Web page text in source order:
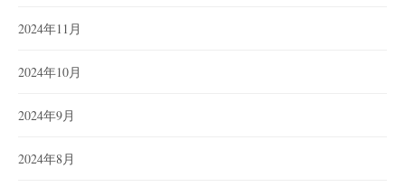
2024年11月
2024年10月
2024年9月
2024年8月